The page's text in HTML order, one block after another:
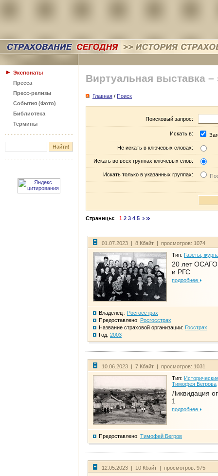
Экспонаты
Пресса
Пресс-релизы
События (Фото)
Библиотека
Термины
Виртуальная выставка –
Главная / Поиск
Поисковый запрос:
Искать в:
Не искать в ключевых словах:
Искать во всех группах ключевых слов:
Искать только в указанных группах:
Страницы: 1 2 3 4 5
01.07.2023 | 8 Кбайт | просмотров: 1074
Тип: Газеты,
20 лет
и РГС
подробнее
Владелец : Росгосстрах
Предоставлено: Росгосстрах
Название страховой организации: Госстрах
Год: 2003
10.06.2023 | 7 Кбайт | просмотров: 1031
Тип:
Тимофея Бегрова
Ликвидация
1
подробнее
Предоставлено: Тимофей Бегров
12.05.2023 | 10 Кбайт | просмотров: 975